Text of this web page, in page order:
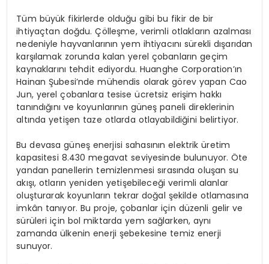
Tüm büyük fikirlerde olduğu gibi bu fikir de bir
ihtiyaçtan doğdu. Çölleşme, verimli otlakların azalması
nedeniyle hayvanlarının yem ihtiyacını sürekli dışarıdan
karşılamak zorunda kalan yerel çobanların geçim
kaynaklarını tehdit ediyordu. Huanghe Corporation’ın
Hainan Şubesi’nde mühendis olarak görev yapan Cao
Jun, yerel çobanlara tesise ücretsiz erişim hakkı
tanındığını ve koyunlarının güneş paneli direklerinin
altında yetişen taze otlarda otlayabildiğini belirtiyor.
Bu devasa güneş enerjisi sahasının elektrik üretim
kapasitesi 8.430 megavat seviyesinde bulunuyor. Öte
yandan panellerin temizlenmesi sırasında oluşan su
akışı, otların yeniden yetişebileceği verimli alanlar
oluşturarak koyunların tekrar doğal şekilde otlamasına
imkân tanıyor. Bu proje, çobanlar için düzenli gelir ve
sürüleri için bol miktarda yem sağlarken, aynı
zamanda ülkenin enerji şebekesine temiz enerji
sunuyor.